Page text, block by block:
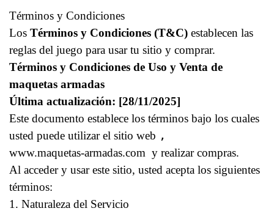
Términos y Condiciones
Los Términos y Condiciones (T&C) establecen las
reglas del juego para usar tu sitio y comprar.
Términos y Condiciones de Uso y Venta de
maquetas armadas
Última actualización: [28/11/2025]
Este documento establece los términos bajo los cuales
usted puede utilizar el sitio web ,
www.maquetas-armadas.com y realizar compras.
Al acceder y usar este sitio, usted acepta los siguientes
términos:
1. Naturaleza del Servicio